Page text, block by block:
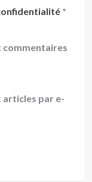
*
commentaires
articles par e-